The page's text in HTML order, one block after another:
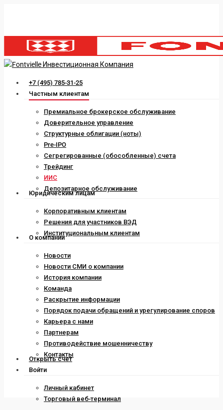
content
Menu
+7 (495) 785-31-25
Частным клиентам
Премиальное брокерское обслуживание
Доверительное управление
Структурные облигации (ноты)
Pre-IPO
Сегрегированные (обособленные) счета
Трейдинг
ИИС
Депозитарное обслуживание
Юридическим лицам
Корпоративным клиентам
Решения для участников ВЭД
Институциональным клиентам
О компании
Новости
Новости СМИ о компании
История компании
Команда
Раскрытие информации
Порядок подачи обращений и урегулирование споров
Карьера с нами
Партнерам
Противодействие мошенничеству
Контакты
Открыть счет
Войти
Личный кабинет
Торговый веб-терминал